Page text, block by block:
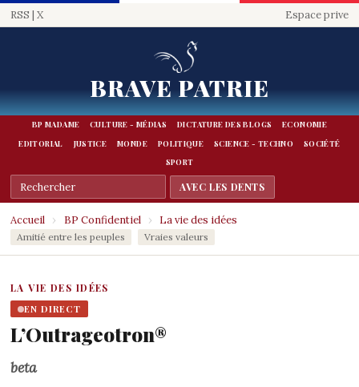
RSS | X Espace prive
BRAVE PATRIE
BP MADAME CULTURE - MÉDIAS DICTATURE DES BLOGS
ECONOMIE
EDITORIAL
JUSTICE MONDE POLITIQUE SCIENCE - TECHNO
SOCIÉTÉ
SPORT
Accueil › BP Confidentiel › La vie des idées
Amitié entre les peuples Vraies valeurs
LA VIE DES IDÉES
EN DIRECT
L’Outrageotron®
beta